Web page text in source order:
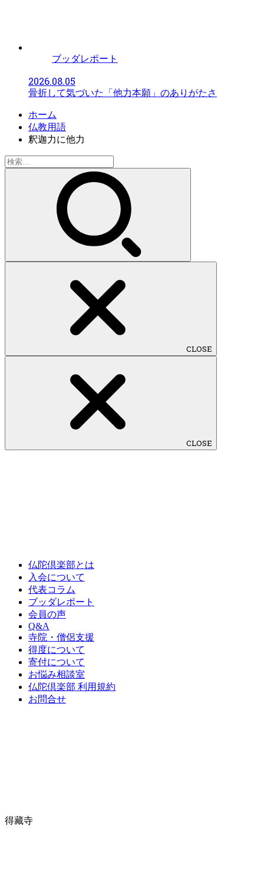
ブッダレポート
2026.08.05
骨折して気づいた「他力本願」のありがたさ
ホーム
仏教用語
釈迦力に他力
検
索:
CLOSE
CLOSE
仏陀倶楽部とは
入会について
代表コラム
ブッダレポート
会員の声
Q&A
寺院・僧侶支援
得度について
寄付について
お悩み相談室
仏陀倶楽部 利用規約
お問合せ
得藏寺